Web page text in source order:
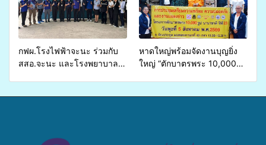
บริการสาธารณสุข ลดความ
เหลื่อมล้ำ ยกระดับคุณภาพ
ชีวิตประชาชนอย่างยั่งยืน
มหาวิทยาลัย
กฟผ.โรงไฟฟ้าจะนะ ร่วมกับ
สสอ.จะนะ และโรงพยาบาล
หาดใหญ่พร้อมจัดงานบุญยิ่ง
ใหญ่ “ตักบาตรพระ 10,000